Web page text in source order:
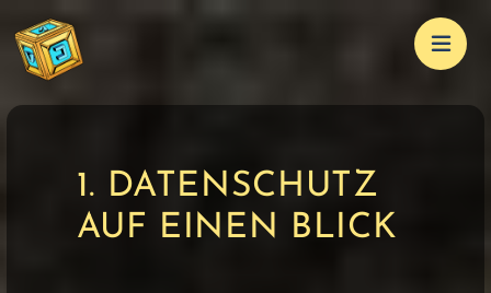
1. DATENSCHUTZ
AUF EINEN BLICK